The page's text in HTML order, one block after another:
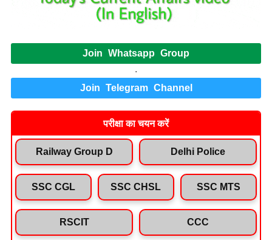
Join Whatsapp Group
.
Join Telegram Channel
परीक्षा का चयन करें
Railway Group D Delhi Police
SSC CGL SSC CHSL SSC MTS
RSCIT CCC